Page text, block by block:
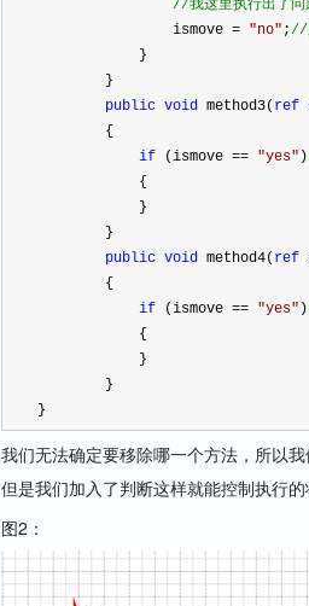
//我这里执行出了
                ismove
= "no" ;//
            }
        }
public void method3( ref
        {
if (ismove == "yes" )
            {
            }
        }
public void method4( ref
        {
if (ismove == "yes" )
            {
            }
        }
}
我们无法确定要移除哪一个方法，所以
但是我们加入了判断这样就能控制执行的
图2：